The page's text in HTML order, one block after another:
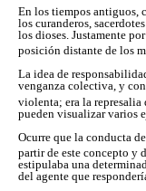
En los tiempos antiguos,
los curanderos,
los dioses. Justamente
posición distante de los
La idea de
venganza colectiva, y
violenta; era la
pueden visualizar varios
Ocurre que la conducta
partir de este concepto y
estipulaba una
del agente que